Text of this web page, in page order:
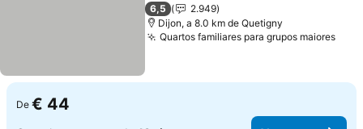
6,5
2.949
Dijon, a 8.0 km de Quetigny
Quartos familiares para grupos maiores
De € 44